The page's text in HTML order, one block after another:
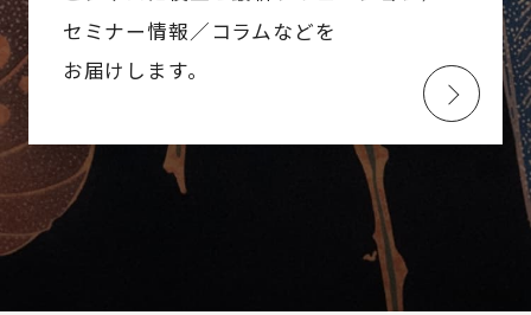
セミナー情報／コラムなどを
お届けします。